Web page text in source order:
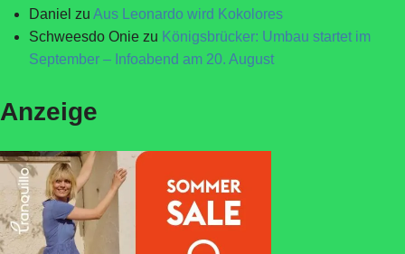
Daniel zu Aus Leonardo wird Kokolores
Schweesdo Onie zu Königsbrücker: Umbau startet im
September – Infoabend am 20. August
Anzeige